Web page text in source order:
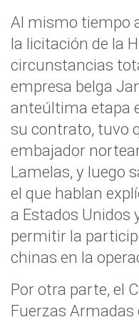
Al mismo tiempo
la licitación de la
circunstancias
empresa belga
anteúltima etapa
su contrato, tuvo
embajador
Lamelas, y luego
el que hablan
a Estados Unidos
permitir la
chinas en la
Por otra parte, el
Fuerzas Armadas